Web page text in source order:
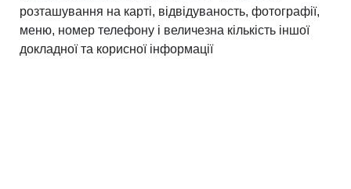
розташування на карті, відвідуваность, фотографії,
меню, номер телефону і величезна кількість іншої
докладної та корисної інформації